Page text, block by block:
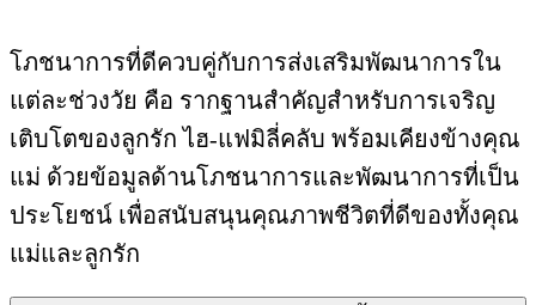
โภชนาการที่ดีควบคู่กับการส่งเสริมพัฒนาการใน
แต่ละช่วงวัย คือ รากฐานสำคัญสำหรับการเจริญ
เติบโตของลูกรัก ไฮ-แฟมิลี่คลับ พร้อมเคียงข้างคุณ
แม่ ด้วยข้อมูลด้านโภชนาการและพัฒนาการที่เป็น
ประโยชน์ เพื่อสนับสนุนคุณภาพชีวิตที่ดีของทั้งคุณ
แม่และลูกรัก